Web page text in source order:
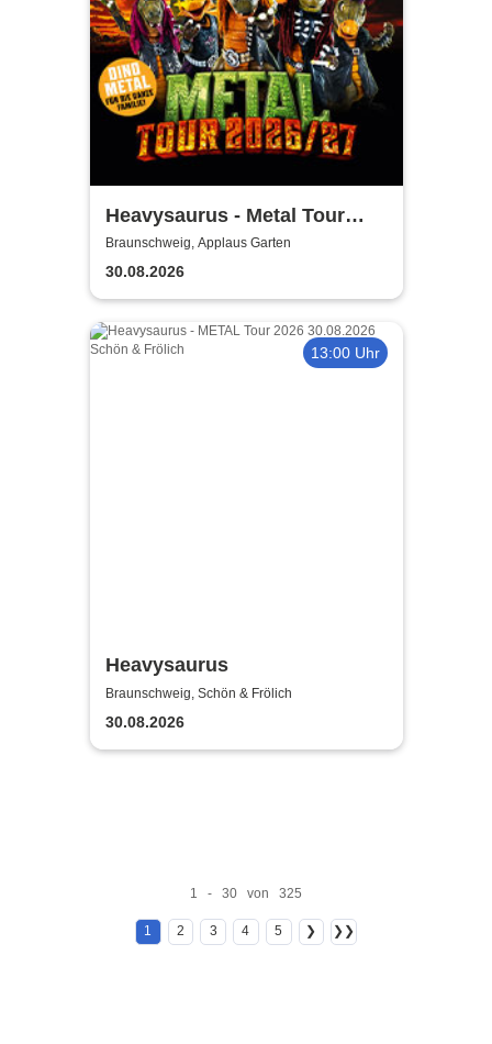
Heavysaurus - Metal Tour
2026/27
Braunschweig, Applaus Garten
30.08.2026
13:00 Uhr
Heavysaurus
Braunschweig, Schön & Frölich
30.08.2026
1 - 30 von 325
1 2 3 4 5 ❯ ❯❯